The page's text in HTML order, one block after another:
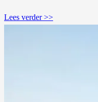
Lees verder >>